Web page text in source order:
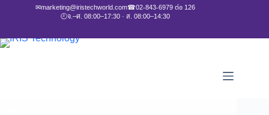
✉marketing@iristechworld.com☎02-843-6979 ต่อ 126
🕘จ.–ศ. 08:00–17:30 · ส. 08:00–14:30